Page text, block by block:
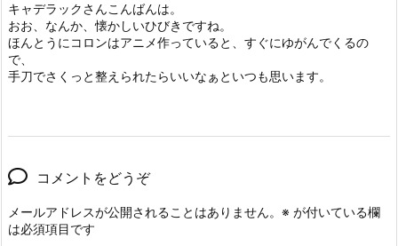
キャデラックさんこんばんは。
おお、なんか、懐かしいひびきですね。
ほんとうにコロンはアニメ作っていると、すぐにゆがんでくるの
で、
手刀でさくっと整えられたらいいなぁといつも思います。
コメントをどうぞ
メールアドレスが公開されることはありません。 ※ が付いている欄
は必須項目です